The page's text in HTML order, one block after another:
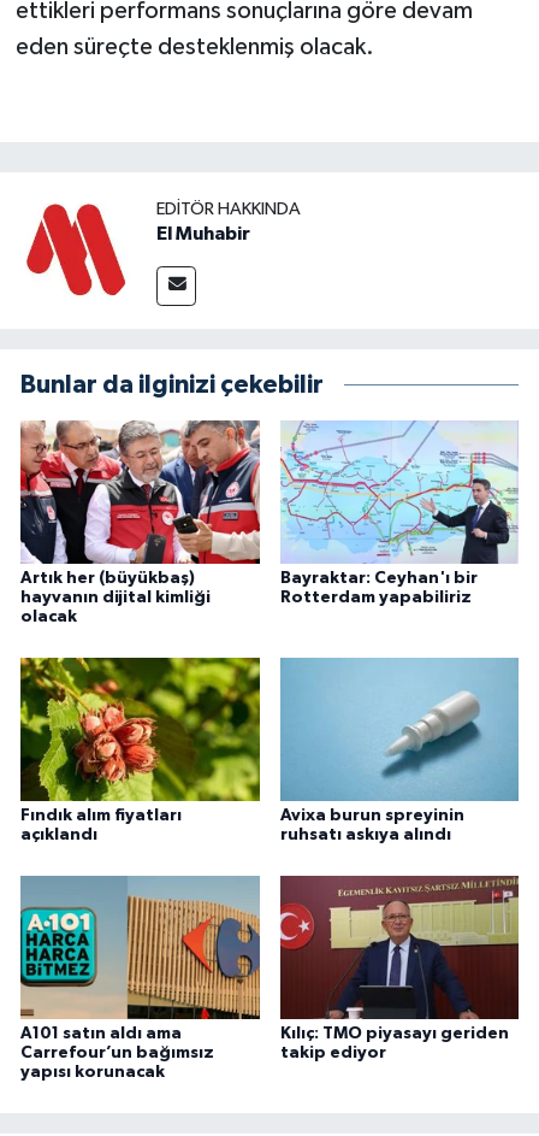
ettikleri performans sonuçlarına göre devam
eden süreçte desteklenmiş olacak.
EDITÖR HAKKINDA
El Muhabir
Bunlar da ilginizi çekebilir
Artık her (büyükbaş)
hayvanın dijital kimliği
olacak
Bayraktar: Ceyhan'ı bir
Rotterdam yapabiliriz
Fındık alım fiyatları
açıklandı
Avixa burun spreyinin
ruhsatı askıya alındı
A101 satın aldı ama
Carrefour’un bağımsız
yapısı korunacak
Kılıç: TMO piyasayı geriden
takip ediyor